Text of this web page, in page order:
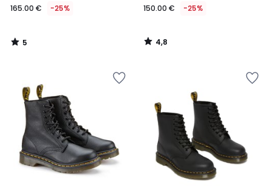
en
de
220.00
descuento
aplicado.
165.00 € -25%
5
/
150.00 € -25%
4,8
/